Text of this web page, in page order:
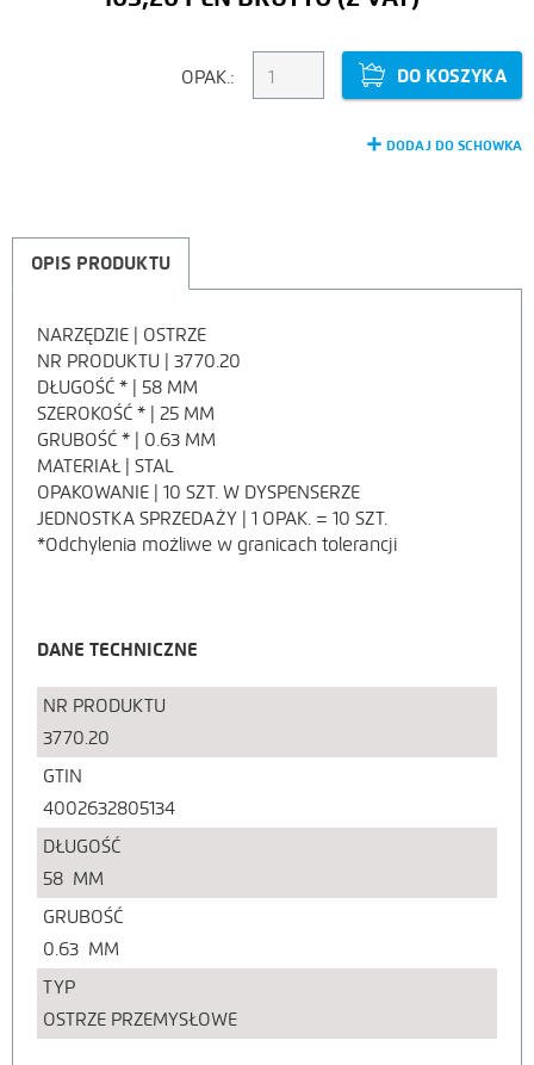
OPAK.: DO KOSZYKA
DODAJ DO SCHOWKA
OPIS PRODUKTU
OPIS
PRODUKTU
NARZĘDZIE | OSTRZE
NR PRODUKTU | 3770.20
DŁUGOŚĆ * | 58 MM
SZEROKOŚĆ * | 25 MM
GRUBOŚĆ * | 0.63 MM
MATERIAŁ | STAL
OPAKOWANIE | 10 SZT. W DYSPENSERZE
JEDNOSTKA SPRZEDAŻY | 1 OPAK. = 10 SZT.
*Odchylenia możliwe w granicach tolerancji
DANE TECHNICZNE
NR PRODUKTU
3770.20
GTIN
4002632805134
DŁUGOŚĆ
58 MM
GRUBOŚĆ
0.63 MM
TYP
OSTRZE PRZEMYSŁOWE